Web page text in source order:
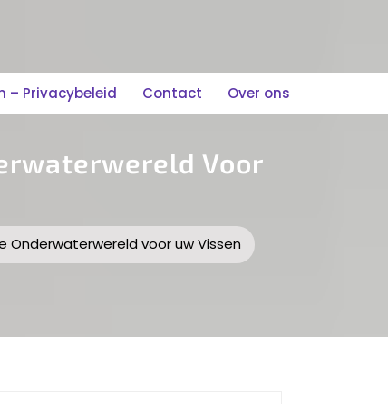
– Privacybeleid Contact Over ons
Voor
Onderwaterwereld voor uw Vissen